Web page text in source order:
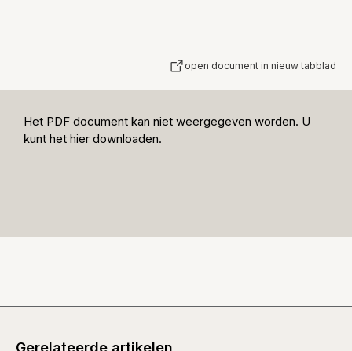
open document in nieuw tabblad
Het PDF document kan niet weergegeven worden. U
kunt het hier downloaden.
Gerelateerde artikelen